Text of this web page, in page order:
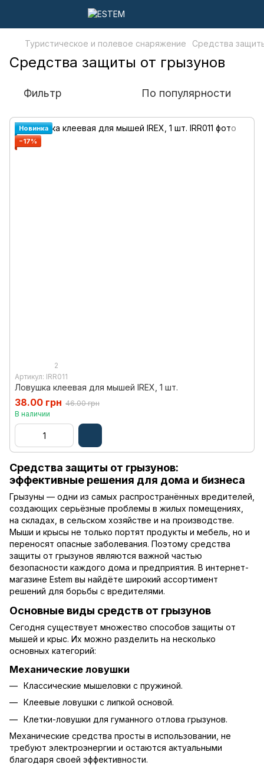
Туристическое и полевое снаряжение Средства
Средства защиты от грызунов
Фильтр По популярности
Новинка
−17%
2
Артикул: IRR011
Ловушка клеевая для мышей IREX, 1 шт.
38.00 грн 46.00 грн
В наличии
Средства защиты от грызунов:
эффективные решения для дома и бизнеса
Грызуны — одни из самых распространённых вредителей,
создающих серьёзные проблемы в жилых помещениях,
на складах, в сельском хозяйстве и на производстве.
Мыши и крысы не только портят продукты и мебель, но и
переносят опасные заболевания. Поэтому средства
защиты от грызунов являются важной частью
безопасности каждого дома и предприятия. В интернет-
магазине Estem вы найдёте широкий ассортимент
решений для борьбы с вредителями.
Основные виды средств от грызунов
Сегодня существует множество способов защиты от
мышей и крыс. Их можно разделить на несколько
основных категорий:
Механические ловушки
Классические мышеловки с пружиной.
Клеевые ловушки с липкой основой.
Клетки-ловушки для гуманного отлова грызунов.
Механические средства просты в использовании, не
требуют электроэнергии и остаются актуальными
благодаря своей эффективности.